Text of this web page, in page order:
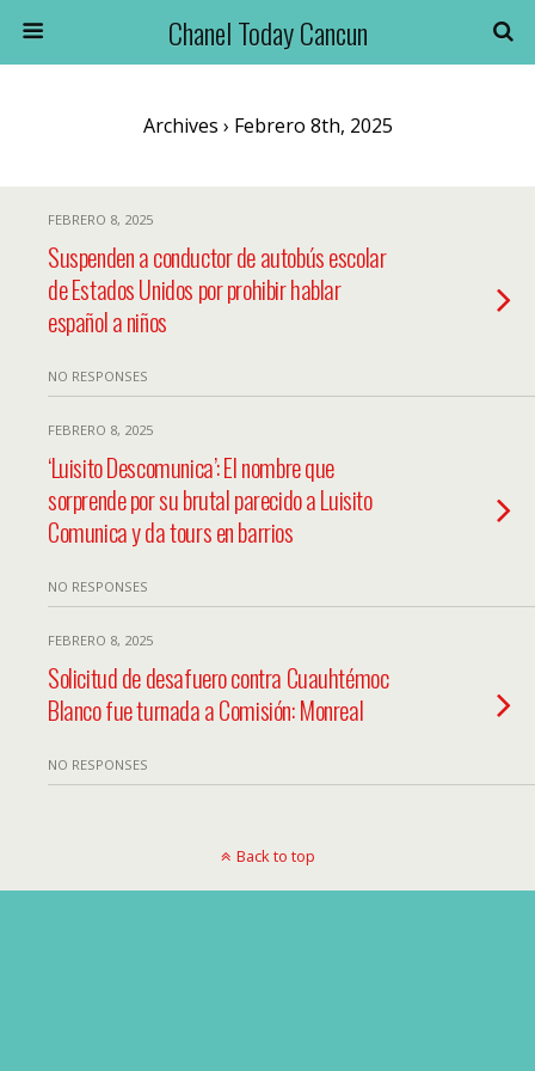
Chanel Today Cancun
Archives › Febrero 8th, 2025
FEBRERO 8, 2025
Suspenden a conductor de autobús escolar
de Estados Unidos por prohibir hablar
español a niños
NO RESPONSES
FEBRERO 8, 2025
‘Luisito Descomunica’: El nombre que
sorprende por su brutal parecido a Luisito
Comunica y da tours en barrios
NO RESPONSES
FEBRERO 8, 2025
Solicitud de desafuero contra Cuauhtémoc
Blanco fue turnada a Comisión: Monreal
NO RESPONSES
Back to top